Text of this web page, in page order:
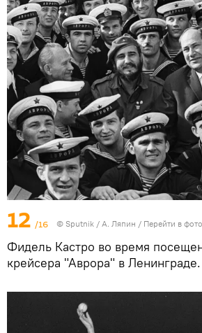
12 /16 © Sputnik / А. Ляпин / Перейти в
Фидель Кастро во время
крейсера "Аврора" в Ленинграде.